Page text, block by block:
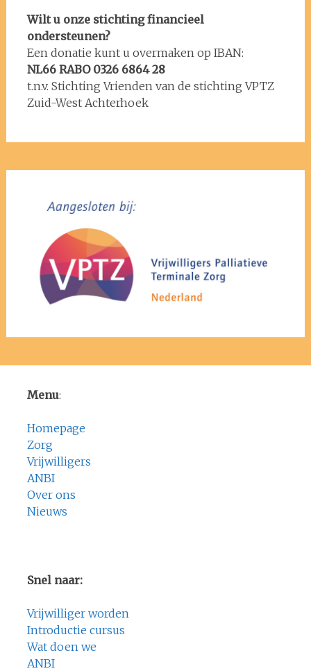
Wilt u onze stichting financieel
ondersteunen?
Een donatie kunt u overmaken op IBAN:
NL66 RABO 0326 6864 28
t.n.v. Stichting Vrienden van de stichting VPTZ
Zuid-West Achterhoek
Menu:
Homepage
Zorg
Vrijwilligers
ANBI
Over ons
Nieuws
Snel naar:
Vrijwilliger worden
Introductie cursus
Wat doen we
ANBI